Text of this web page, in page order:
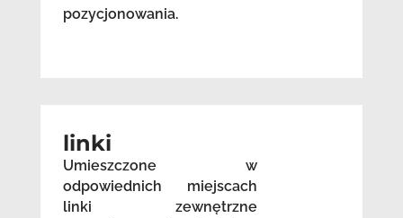
pozycjonowania.
linki
Umieszczone w
odpowiednich miejscach
linki zewnętrzne